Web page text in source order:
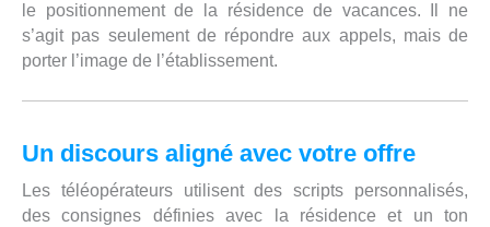
le positionnement de la résidence de vacances. Il ne
s’agit pas seulement de répondre aux appels, mais de
porter l’image de l’établissement.
Un discours aligné avec votre offre
Les téléopérateurs utilisent des scripts personnalisés,
des consignes définies avec la résidence et un ton